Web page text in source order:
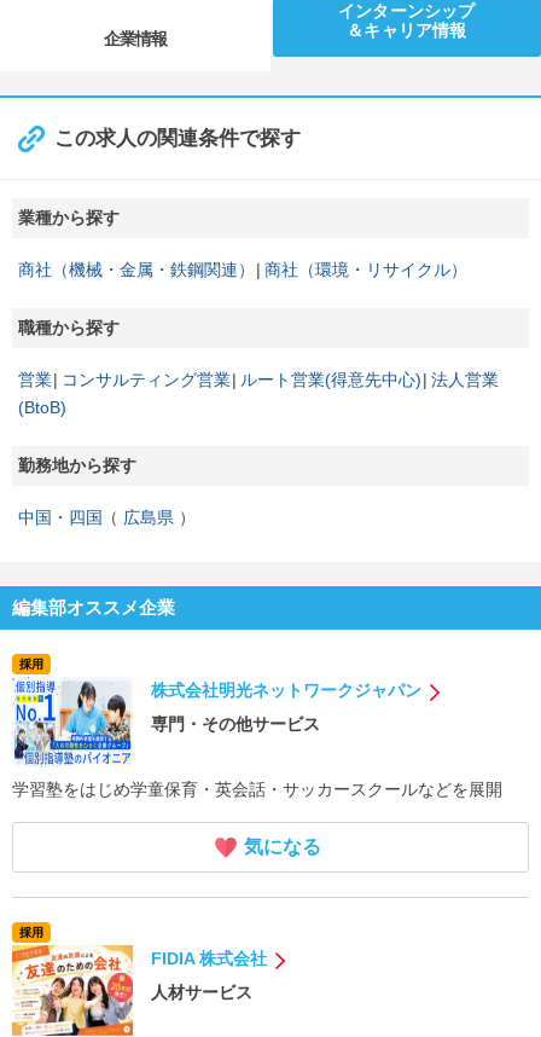
企業情報
インターンシップ
＆キャリア情報
この求人の関連条件で探す
業種から探す
商社（機械・金属・鉄鋼関連） 商社（環境・リサイクル）
職種から探す
営業 コンサルティング営業 ルート営業(得意先中心) 法人営業
(BtoB)
勤務地から探す
中国・四国 広島県
編集部オススメ企業
採用
株式会社明光ネットワークジャパン
専門・その他サービス
学習塾をはじめ学童保育・英会話・サッカースクールなどを展開
気になる
採用
FIDIA 株式会社
人材サービス